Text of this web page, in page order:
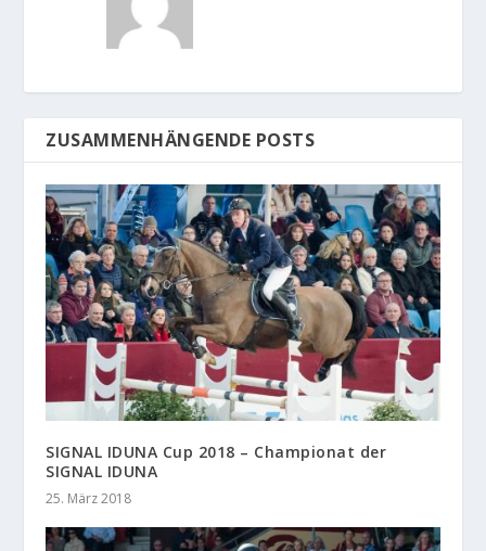
ZUSAMMENHÄNGENDE POSTS
SIGNAL IDUNA Cup 2018 – Championat der
SIGNAL IDUNA
25. März 2018